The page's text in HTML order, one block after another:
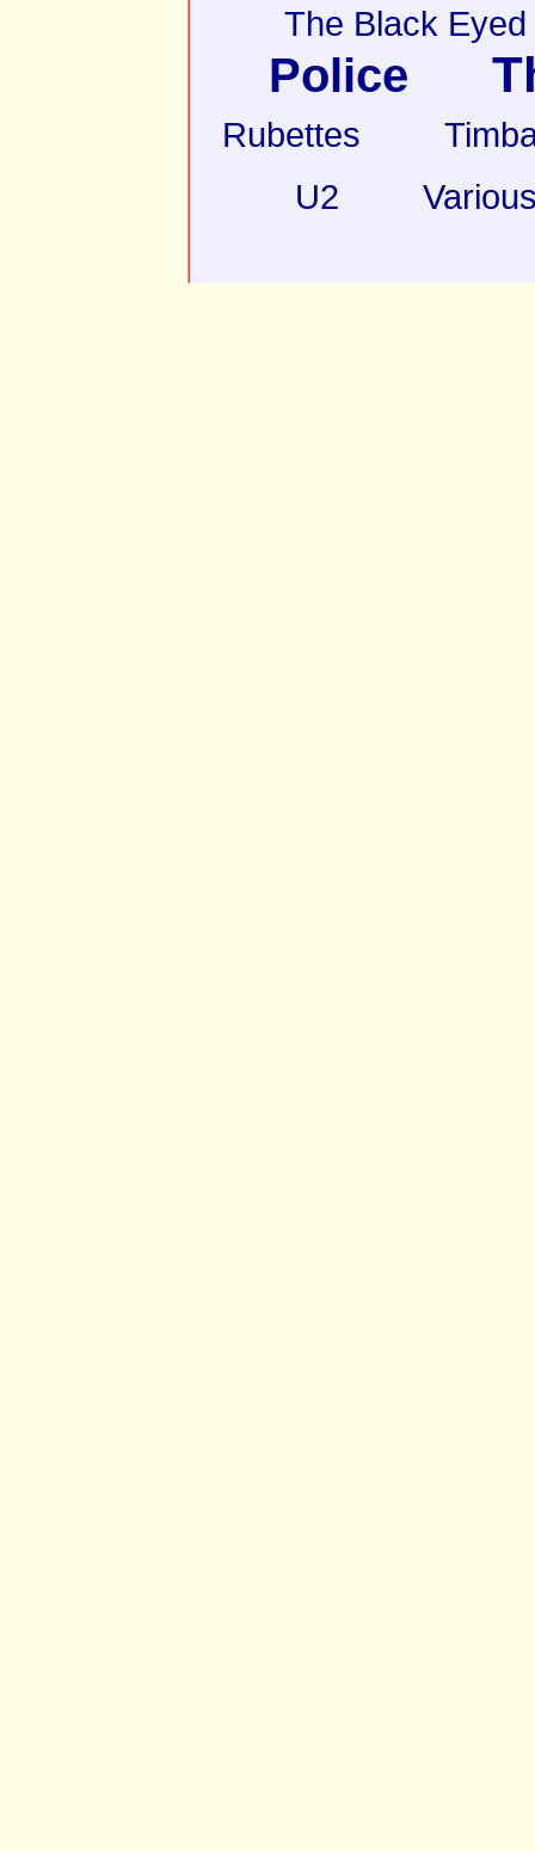
The Black
Police
Rubettes
U2